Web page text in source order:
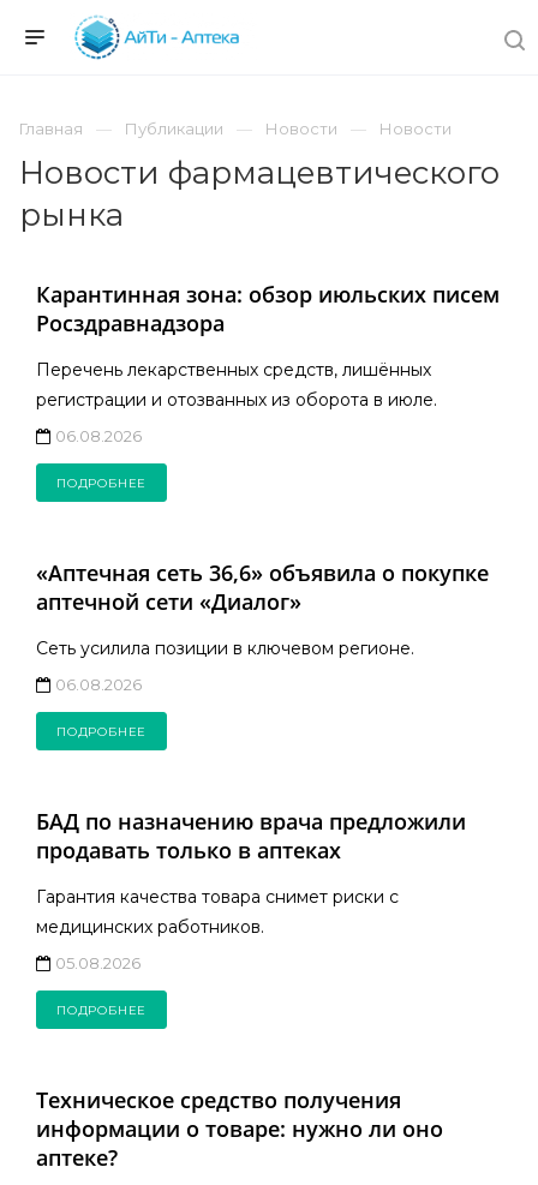
Главная Публикации Новости Новости
Новости фармацевтического
рынка
Карантинная зона: обзор июльских писем
Росздравнадзора
Перечень лекарственных средств, лишённых
регистрации и отозванных из оборота в июле.
06.08.2026
ПОДРОБНЕЕ
«Аптечная сеть 36,6» объявила о покупке
аптечной сети «Диалог»
Сеть усилила позиции в ключевом регионе.
06.08.2026
ПОДРОБНЕЕ
БАД по назначению врача предложили
продавать только в аптеках
Гарантия качества товара снимет риски с
медицинских работников.
05.08.2026
ПОДРОБНЕЕ
Техническое средство получения
информации о товаре: нужно ли оно
аптеке?